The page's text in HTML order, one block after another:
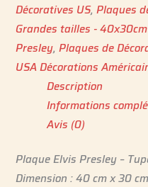
Décoratives US,Plaques
Grandes tailles - 40x30cm
Presley,Plaques de
USA Décorations
Description
Informations
Avis (0)
Plaque Elvis Presley –
Dimension : 40 cm x 30 cm